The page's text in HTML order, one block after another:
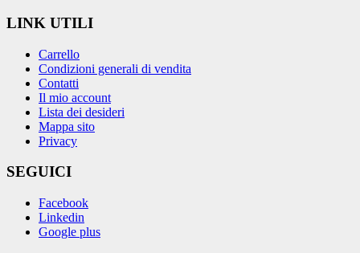
LINK UTILI
Carrello
Condizioni generali di vendita
Contatti
Il mio account
Lista dei desideri
Mappa sito
Privacy
SEGUICI
Facebook
Linkedin
Google plus